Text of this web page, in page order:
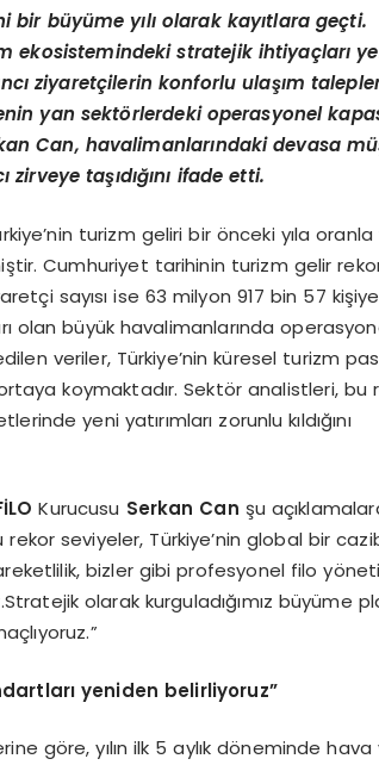
bir büyüme yılı olarak kayıtlara geçti.
ekosistemindeki stratejik ihtiyaçları
ziyaretçilerin konforlu ulaşım
yan sektörlerdeki operasyonel
Can, havalimanlarındaki devasa
taşıdığını ifade etti.
turizm geliri bir önceki yıla
Cumhuriyet tarihinin turizm gelir
sayısı ise 63 milyon 917 bin 57 kişiye
olan büyük havalimanlarında
veriler, Türkiye’nin küresel turizm
koymaktadır. Sektör analistleri, bu
yeni yatırımları zorunlu kıldığını
Kurucusu Serkan Can şu
seviyeler, Türkiye’nin global bir
bizler gibi profesyonel filo
olarak kurguladığımız büyüme
yeniden belirliyoruz”
göre, yılın ilk 5 aylık döneminde